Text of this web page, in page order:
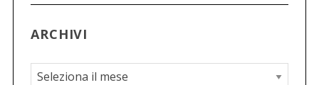
ARCHIVI
A